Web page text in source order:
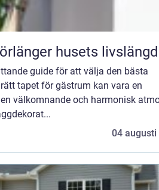
husets livslängd
guide för att välja den bästa
tapet för gästrum kan vara en
välkomnande och harmonisk
04 augusti